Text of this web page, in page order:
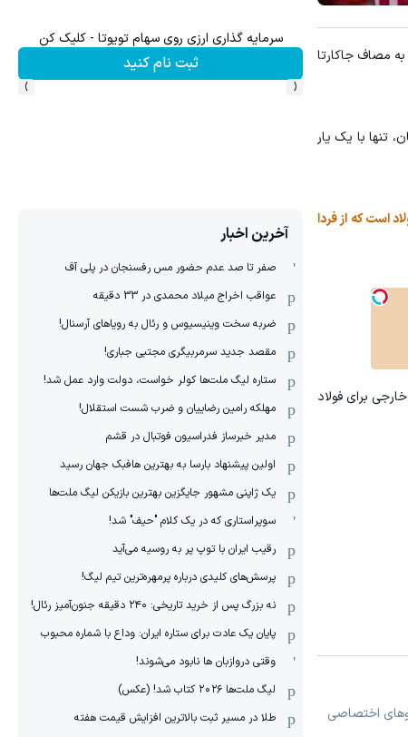
به مصاف جاکارتا
تنها با یک یار
است که از فردا
برای فولاد
اختصاصی
سرمایه گذاری ارزی روی سهام تویوتا - کلیک کن
ثبت نام کنید
‹
›
آخرین اخبار
صفر تا صد عدم حضور مس رفسنجان در پلی آف
عواقب اخراج میلاد محمدی در 33 دقیقه
ضربه سخت وینیسیوس و رئال به رویاهای آرسنال!
مقصد جدید سرمربیگری مجتبی جباری!
ستاره لیگ ملت‌ها کولر خواست، دولت وارد عمل شد!
مهلکه رامین رضاییان و ضرب شست استقلال!
مدیر خبرساز فدراسیون فوتبال در قشم
اولین پیشنهاد بارسا به بهترین هافبک جهان رسید
یک ژاپنی مشهور جایگزین بهترین بازیکن لیگ ملت‌ها
سوپراستاری که در یک کلام "حیف" شد!
رقیب ایران با توپ پر به روسیه می‌آید
پرسش‌های کلیدی درباره پرمهره‌ترین تیم لیگ!
نه بزرگ پس از خرید تاریخی: ۲۴۰ دقیقه جنون‌آمیز رئال!
پایان یک عادت برای ستاره ایران: وداع با شماره محبوب
وقتی دروازبان ها نابود می‌شوند!
لیگ ملت‌ها ٢٠٢۶ کتاب شد! (عکس)
طلا در مسیر ثبت بالاترین افزایش قیمت هفته